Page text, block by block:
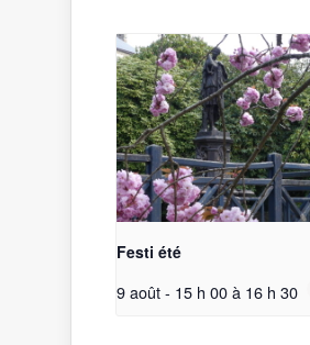
Festi été
9 août - 15 h 00à 16 h 30